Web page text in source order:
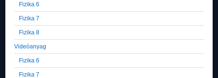
Fizika 6
Fizika 7
Fizika 8
Videóanyag
Fizika 6
Fizika 7